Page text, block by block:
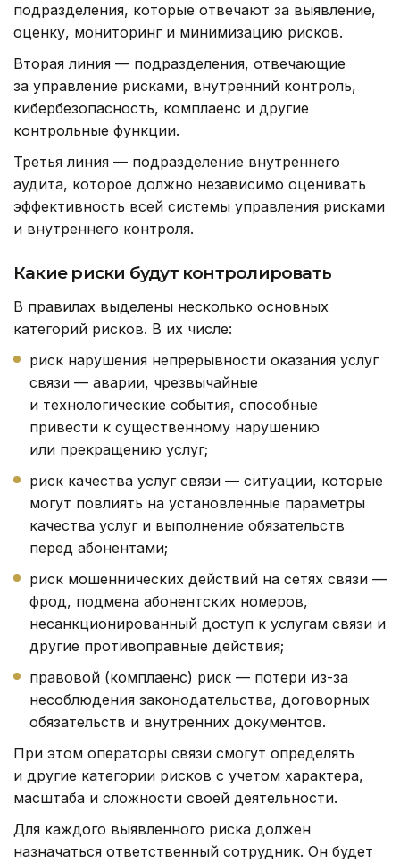
подразделения, которые отвечают за выявление,
оценку, мониторинг и минимизацию рисков.
Вторая линия — подразделения, отвечающие
за управление рисками, внутренний контроль,
кибербезопасность, комплаенс и другие
контрольные функции.
Третья линия — подразделение внутреннего
аудита, которое должно независимо оценивать
эффективность всей системы управления рисками
и внутреннего контроля.
Какие риски будут контролировать
В правилах выделены несколько основных
категорий рисков. В их числе:
риск нарушения непрерывности оказания услуг
связи — аварии, чрезвычайные
и технологические события, способные
привести к существенному нарушению
или прекращению услуг;
риск качества услуг связи — ситуации, которые
могут повлиять на установленные параметры
качества услуг и выполнение обязательств
перед абонентами;
риск мошеннических действий на сетях связи —
фрод, подмена абонентских номеров,
несанкционированный доступ к услугам связи и
другие противоправные действия;
правовой (комплаенс) риск — потери из-за
несоблюдения законодательства, договорных
обязательств и внутренних документов.
При этом операторы связи смогут определять
и другие категории рисков с учетом характера,
масштаба и сложности своей деятельности.
Для каждого выявленного риска должен
назначаться ответственный сотрудник. Он будет